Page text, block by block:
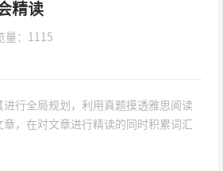
精读
量：1115
行全局规划，利用真题摸透雅思阅读
，在对文章进行精读的同时积累词汇